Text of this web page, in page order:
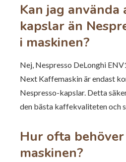
Kan jag använda
kapslar än
i maskinen?
Nej, Nespresso DeLonghi
Next Kaffemaskin är endast
Nespresso-kapslar. Detta
den bästa kaffekvaliteten och
Hur ofta
maskinen?